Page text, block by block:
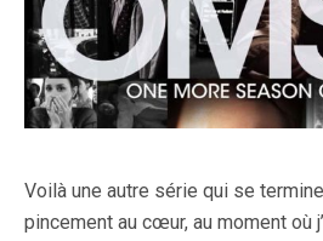
Voilà une autre série qui se
pincement au cœur, au moment où